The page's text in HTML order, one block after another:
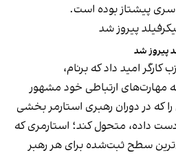
پیشتاز بوده است.
پیروز شد
کارگر امید داد که برنام،
مهارت‌های ارتباطی خود مشهور
که در دوران رهبری استارمر بخشی
داده، متحول کند؛ استارمری که
سطح ثبت‌شده برای هر رهبر